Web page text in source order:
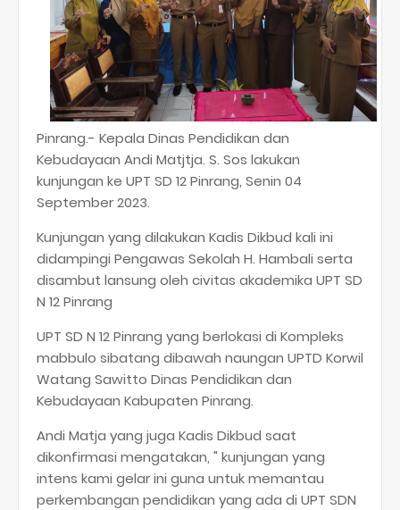
Pinrang.- Kepala Dinas Pendidikan dan
Kebudayaan Andi Matjtja. S. Sos lakukan
kunjungan ke UPT SD 12 Pinrang, Senin 04
September 2023.
Kunjungan yang dilakukan Kadis Dikbud kali ini
didampingi Pengawas Sekolah H. Hambali serta
disambut lansung oleh civitas akademika UPT SD
N 12 Pinrang
UPT SD N 12 Pinrang yang berlokasi di Kompleks
mabbulo sibatang dibawah naungan UPTD Korwil
Watang Sawitto Dinas Pendidikan dan
Kebudayaan Kabupaten Pinrang.
Andi Matja yang juga Kadis Dikbud saat
dikonfirmasi mengatakan, " kunjungan yang
intens kami gelar ini guna untuk memantau
perkembangan pendidikan yang ada di UPT SDN